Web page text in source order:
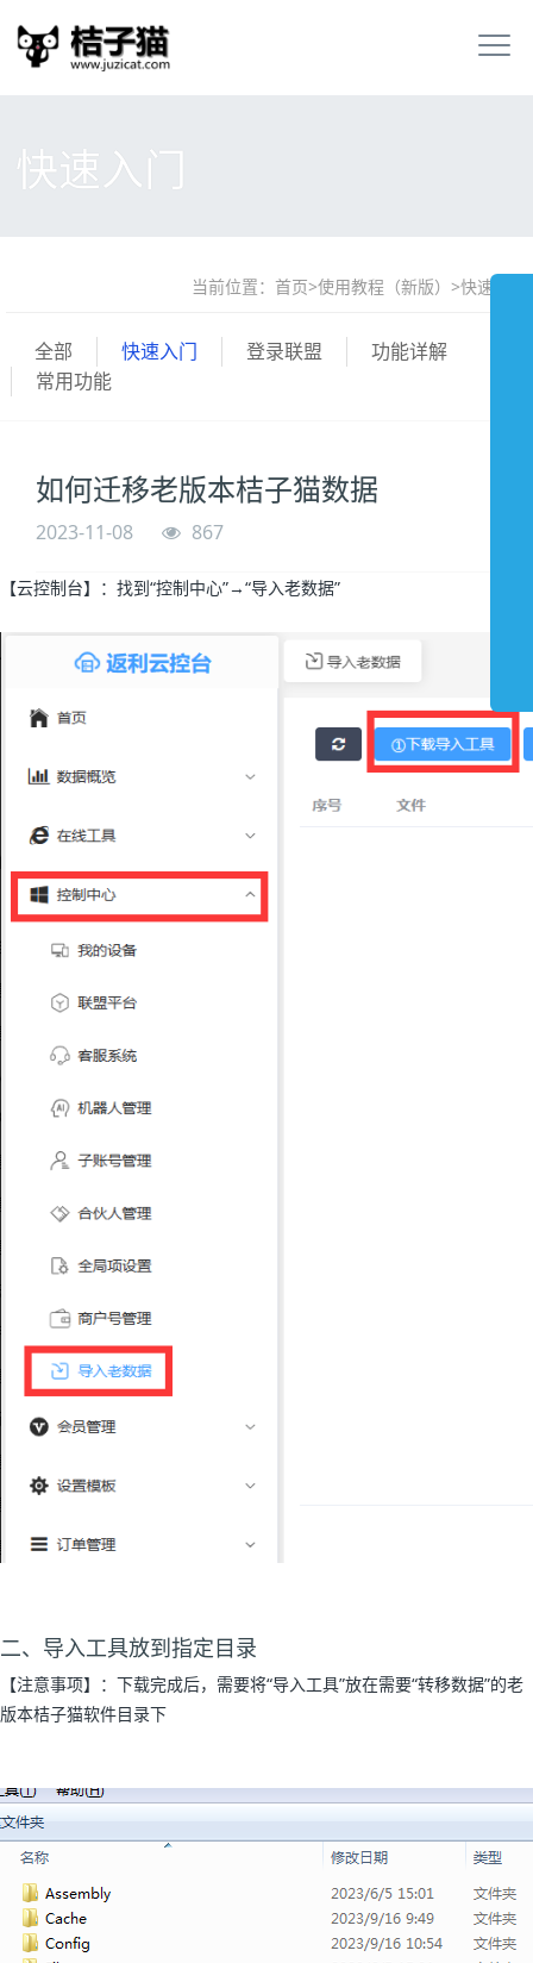
快速入门
当前位置： 首页>使用教程（新版） >快速入门
全部 快速入门 登录联盟
功能详解
常用功能
如何迁移老版本桔子猫数据
2023-11-08 867
【云控制台】： 找到“控制中心”→“导入老数据”
二、导入工具放到指定目录
【注意事项】：下载完成后，需要将“导入工具”放在需要“转移数据”的老
版本桔子猫软件目录下